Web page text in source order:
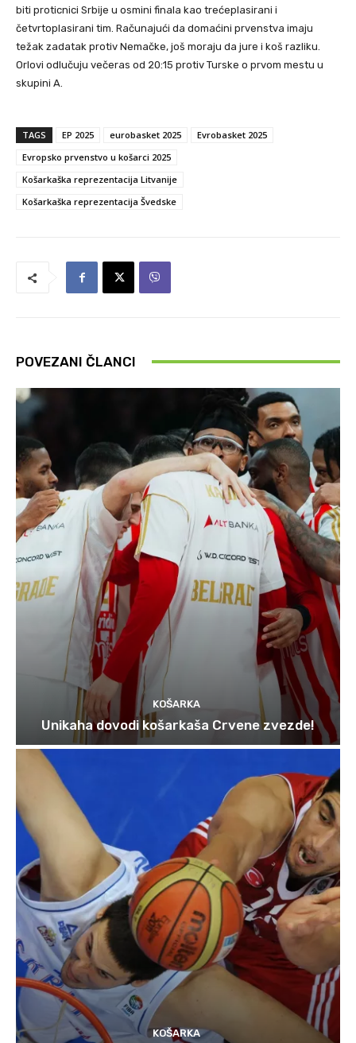
biti proticnici Srbije u osmini finala kao trećeplasirani i
četvrtoplasirani tim. Računajući da domaćini prvenstva imaju
težak zadatak protiv Nemačke, još moraju da jure i koš razliku.
Orlovi odlučuju večeras od 20:15 protiv Turske o prvom mestu u
skupini A.
TAGS EP 2025 eurobasket 2025
Evrobasket 2025
Evropsko prvenstvo u košarci 2025
Košarkaška reprezentacija Litvanije
Košarkaška reprezentacija Švedske
POVEZANI ČLANCI
KOŠARKA
Unikaha dovodi košarkaša Crvene zvezde!
KOŠARKA